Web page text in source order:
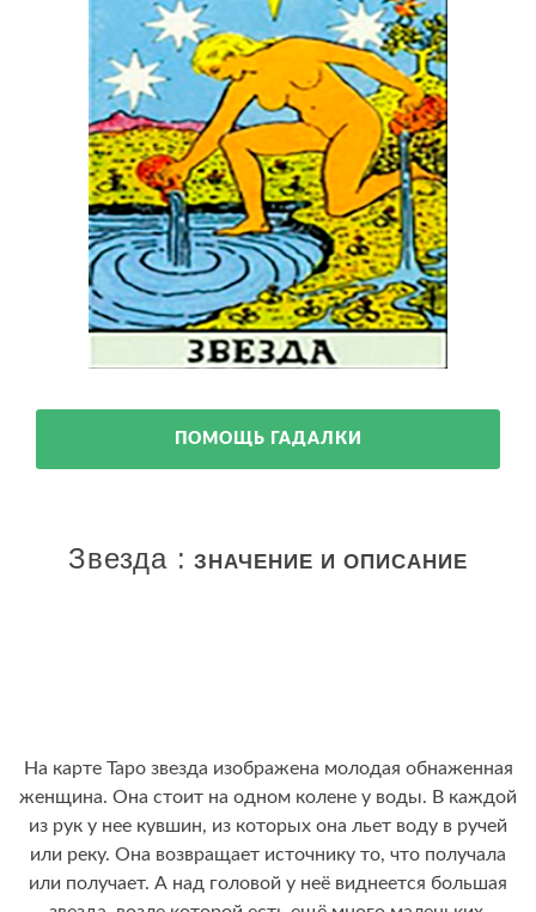
ПОМОЩЬ ГАДАЛКИ
Звезда : ЗНАЧЕНИЕ И ОПИСАНИЕ
На карте Таро звезда изображена молодая обнаженная
женщина. Она стоит на одном колене у воды. В каждой
из рук у нее кувшин, из которых она льет воду в ручей
или реку. Она возвращает источнику то, что получала
или получает. А над головой у неё виднеется большая